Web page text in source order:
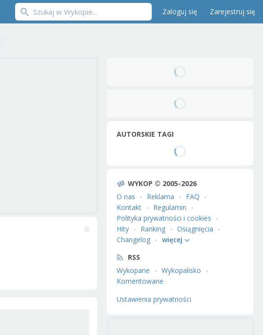
Zaloguj się Zarejestruj się
AUTORSKIE TAGI
WYKOP © 2005-2026
O nas
Reklama
FAQ
Kontakt
Regulamin
Polityka prywatności i cookies
Hity
Ranking
Osiągnięcia
Changelog
więcej
RSS
Wykopane
Wykopalisko
Komentowane
Ustawienia prywatności